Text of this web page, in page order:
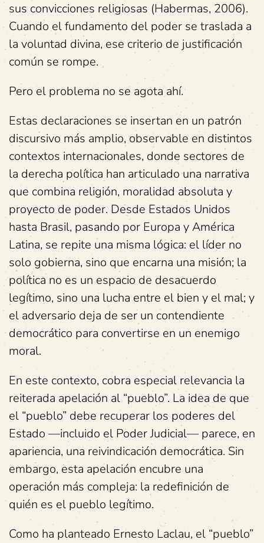
sus convicciones religiosas (Habermas, 2006).
Cuando el fundamento del poder se traslada a
la voluntad divina, ese criterio de justificación
común se rompe.
Pero el problema no se agota ahí.
Estas declaraciones se insertan en un patrón
discursivo más amplio, observable en distintos
contextos internacionales, donde sectores de
la derecha política han articulado una narrativa
que combina religión, moralidad absoluta y
proyecto de poder. Desde Estados Unidos
hasta Brasil, pasando por Europa y América
Latina, se repite una misma lógica: el líder no
solo gobierna, sino que encarna una misión; la
política no es un espacio de desacuerdo
legítimo, sino una lucha entre el bien y el mal; y
el adversario deja de ser un contendiente
democrático para convertirse en un enemigo
moral.
En este contexto, cobra especial relevancia la
reiterada apelación al “pueblo”. La idea de que
el “pueblo” debe recuperar los poderes del
Estado —incluido el Poder Judicial— parece, en
apariencia, una reivindicación democrática. Sin
embargo, esta apelación encubre una
operación más compleja: la redefinición de
quién es el pueblo legítimo.
Como ha planteado Ernesto Laclau, el “pueblo”